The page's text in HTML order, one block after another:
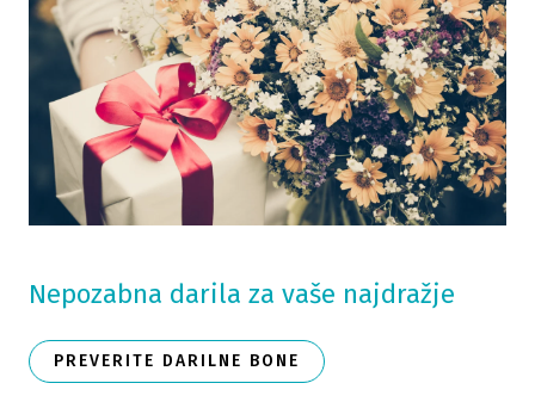
Nepozabna darila za vaše najdražje
PREVERITE DARILNE BONE